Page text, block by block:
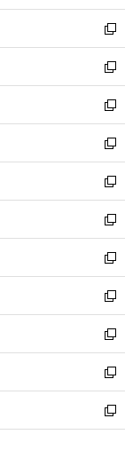
ウ
で
開
く
ン
ド
ウ
で
開
く
新
し
い
ウ
ィ
ン
ド
ウ
で
開
く
新
し
い
ウ
ィ
ン
ド
ウ
で
開
く
新
し
い
ウ
ィ
ン
ド
ウ
で
開
く
新
し
い
ウ
ィ
ン
ド
ウ
で
開
く
新
し
い
ウ
ィ
ン
ド
ウ
で
開
く
新
し
い
ウ
ィ
ン
ド
ウ
で
開
く
新
し
い
ウ
ィ
ン
ド
ウ
で
開
新
し
い
ウ
ィ
ン
ド
ウ
新
し
い
ウ
ィ
ン
新
し
い
ウ
新
し